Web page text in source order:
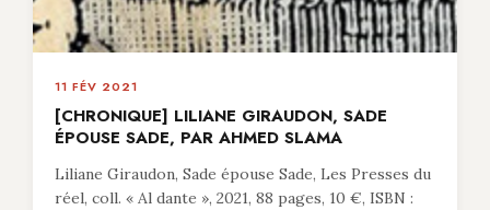
11 FÉV 2021
[CHRONIQUE] LILIANE GIRAUDON, SADE
ÉPOUSE SADE, PAR AHMED SLAMA
Liliane Giraudon, Sade épouse Sade, Les Presses du
réel, coll. « Al dante », 2021, 88 pages, 10 €, ISBN :